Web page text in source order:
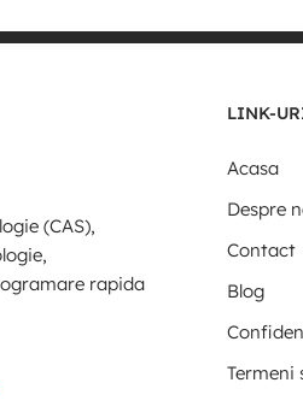
(CAS),
rapida
LINK-
Acasa
Despre
Contact
Blog
Termeni